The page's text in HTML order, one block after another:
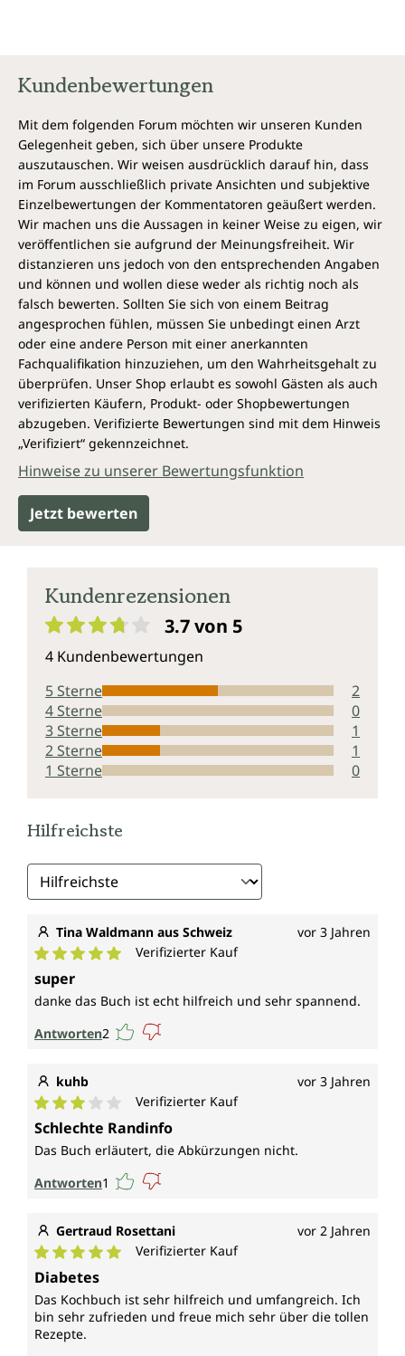
Kundenbewertungen
Mit dem folgenden Forum möchten wir unseren Kunden
Gelegenheit geben, sich über unsere Produkte
auszutauschen. Wir weisen ausdrücklich darauf hin, dass
im Forum ausschließlich private Ansichten und subjektive
Einzelbewertungen der Kommentatoren geäußert werden.
Wir machen uns die Aussagen in keiner Weise zu eigen, wir
veröffentlichen sie aufgrund der Meinungsfreiheit. Wir
distanzieren uns jedoch von den entsprechenden Angaben
und können und wollen diese weder als richtig noch als
falsch bewerten. Sollten Sie sich von einem Beitrag
angesprochen fühlen, müssen Sie unbedingt einen Arzt
oder eine andere Person mit einer anerkannten
Fachqualifikation hinzuziehen, um den Wahrheitsgehalt zu
überprüfen. Unser Shop erlaubt es sowohl Gästen als auch
verifizierten Käufern, Produkt- oder Shopbewertungen
abzugeben. Verifizierte Bewertungen sind mit dem Hinweis
„Verifiziert“ gekennzeichnet.
Hinweise zu unserer Bewertungsfunktion
Jetzt bewerten
Kundenrezensionen
3.7 von 5
4 Kundenbewertungen
5 Sterne
2
4 Sterne
0
3 Sterne
1
2 Sterne
1
1 Sterne
0
Hilfreichste
Tina Waldmann aus Schweiz vor 3 Jahren
Verifizierter Kauf
super
danke das Buch ist echt hilfreich und sehr spannend.
Antworten2
kuhb vor 3 Jahren
Durchschnittliche Bewertung von 3 von 5 Sternen
Verifizierter Kauf
Schlechte Randinfo
Das Buch erläutert, die Abkürzungen nicht.
Antworten1
Gertraud Rosettani vor 2 Jahren
Durchschnittliche Bewertung von 5 von 5 Sternen
Verifizierter Kauf
Diabetes
Das Kochbuch ist sehr hilfreich und umfangreich. Ich
bin sehr zufrieden und freue mich sehr über die tollen
Rezepte.